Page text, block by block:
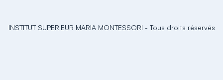
INSTITUT SUPERIEUR MARIA MONTESSORI - Tous droits réservés